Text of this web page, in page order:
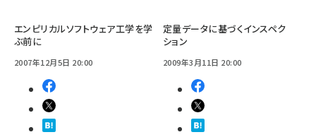
エンピリカルソフトウェア工学を学
ぶ前に
2007年12月5日 20:00
定量データに基づくインスペク
ション
2009年3月11日 20:00